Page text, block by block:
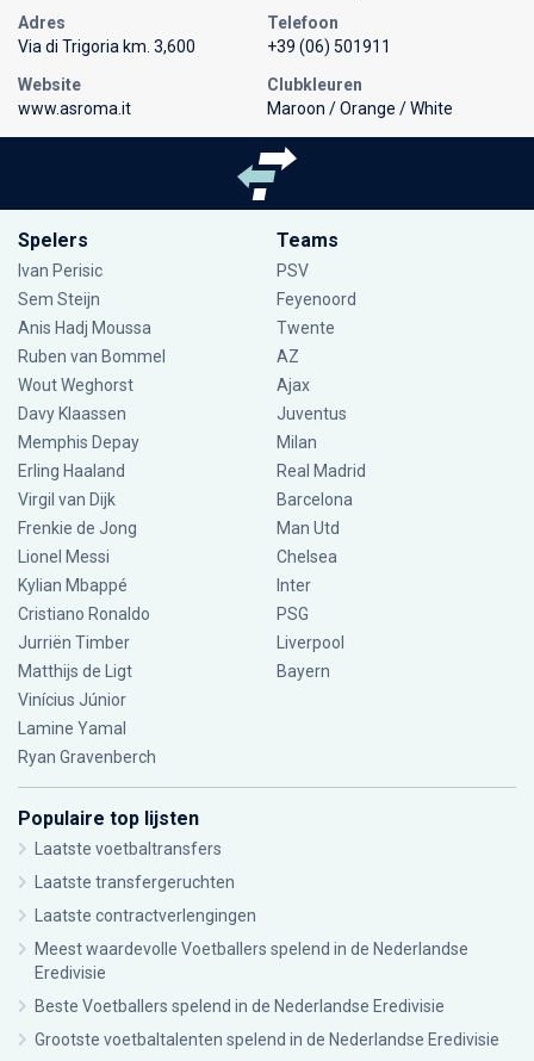
Adres
Via di Trigoria km. 3,600
Telefoon
+39 (06) 501911
Website
www.asroma.it
Clubkleuren
Maroon / Orange / White
Spelers
Ivan Perisic
Sem Steijn
Anis Hadj Moussa
Ruben van Bommel
Wout Weghorst
Davy Klaassen
Memphis Depay
Erling Haaland
Virgil van Dijk
Frenkie de Jong
Lionel Messi
Kylian Mbappé
Cristiano Ronaldo
Jurriën Timber
Matthijs de Ligt
Vinícius Júnior
Lamine Yamal
Ryan Gravenberch
Teams
PSV
Feyenoord
Twente
AZ
Ajax
Juventus
Milan
Real Madrid
Barcelona
Man Utd
Chelsea
Inter
PSG
Liverpool
Bayern
Populaire top lijsten
Laatste voetbaltransfers
Laatste transfergeruchten
Laatste contractverlengingen
Meest waardevolle Voetballers spelend in de Nederlandse
Eredivisie
Beste Voetballers spelend in de Nederlandse Eredivisie
Grootste voetbaltalenten spelend in de Nederlandse Eredivisie